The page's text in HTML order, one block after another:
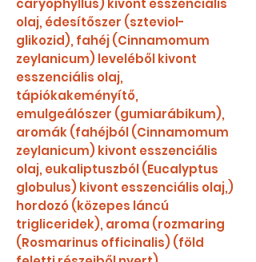
caryophyllus) kivont esszenciális
olaj, édesítőszer (szteviol-
glikozid), fahéj (Cinnamomum
zeylanicum) leveléből kivont
esszenciális olaj,
tápiókakeményítő,
emulgeálószer (gumiarábikum),
aromák (fahéjból (Cinnamomum
zeylanicum) kivont esszenciális
olaj, eukaliptuszból (Eucalyptus
globulus) kivont esszenciális olaj,)
hordozó (közepes láncú
trigliceridek), aroma (rozmaring
(Rosmarinus officinalis) (föld